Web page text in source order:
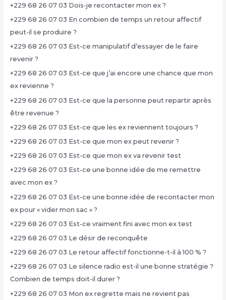
+229 68 26 07 03 Dois-je recontacter mon ex ?
+229 68 26 07 03 En combien de temps un retour affectif
peut-il se produire ?
+229 68 26 07 03 Est-ce manipulatif d’essayer de le faire
revenir ?
+229 68 26 07 03 Est-ce que j’ai encore une chance que mon
ex revienne ?
+229 68 26 07 03 Est-ce que la personne peut repartir après
être revenue ?
+229 68 26 07 03 Est-ce que les ex reviennent toujours ?
+229 68 26 07 03 Est-ce que mon ex peut revenir ?
+229 68 26 07 03 Est-ce que mon ex va revenir test
+229 68 26 07 03 Est-ce une bonne idée de me remettre
avec mon ex ?
+229 68 26 07 03 Est-ce une bonne idée de recontacter mon
ex pour « vider mon sac » ?
+229 68 26 07 03 Est-ce vraiment fini avec mon ex test
+229 68 26 07 03 Le désir de reconquête
+229 68 26 07 03 Le retour affectif fonctionne-t-il à 100 % ?
+229 68 26 07 03 Le silence radio est-il une bonne stratégie ?
Combien de temps doit-il durer ?
+229 68 26 07 03 Mon ex regrette mais ne revient pas